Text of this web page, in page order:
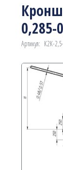
0,285-
Артикул: К2К-